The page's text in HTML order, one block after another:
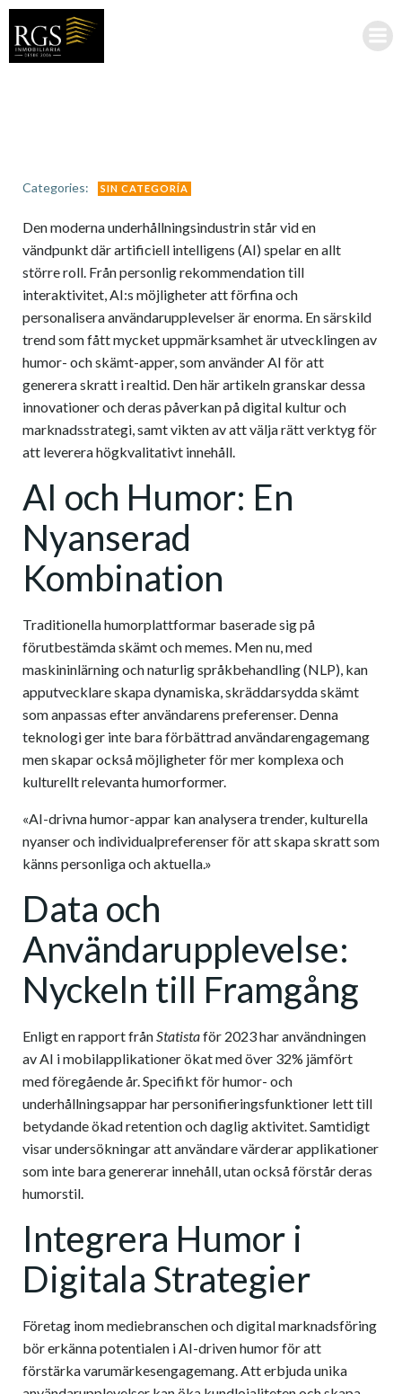
Categories: SIN CATEGORÍA
Den moderna underhållningsindustrin står vid en
vändpunkt där artificiell intelligens (AI) spelar en allt
större roll. Från personlig rekommendation till
interaktivitet, AI:s möjligheter att förfina och
personalisera användarupplevelser är enorma. En särskild
trend som fått mycket uppmärksamhet är utvecklingen av
humor- och skämt-apper, som använder AI för att
generera skratt i realtid. Den här artikeln granskar dessa
innovationer och deras påverkan på digital kultur och
marknadsstrategi, samt vikten av att välja rätt verktyg för
att leverera högkvalitativt innehåll.
AI och Humor: En
Nyanserad
Kombination
Traditionella humorplattformar baserade sig på
förutbestämda skämt och memes. Men nu, med
maskininlärning och naturlig språkbehandling (NLP), kan
apputvecklare skapa dynamiska, skräddarsydda skämt
som anpassas efter användarens preferenser. Denna
teknologi ger inte bara förbättrad användarengagemang
men skapar också möjligheter för mer komplexa och
kulturellt relevanta humorformer.
«AI-drivna humor-appar kan analysera trender, kulturella
nyanser och individualpreferenser för att skapa skratt som
känns personliga och aktuella.»
Data och
Användarupplevelse:
Nyckeln till Framgång
Enligt en rapport frånStatistaför 2023 har användningen
av AI i mobilapplikationer ökat med över 32% jämfört
med föregående år. Specifikt för humor- och
underhållningsappar har personifieringsfunktioner lett till
betydande ökad retention och daglig aktivitet. Samtidigt
visar undersökningar att användare värderar applikationer
som inte bara genererar innehåll, utan också förstår deras
humorstil.
Integrera Humor i
Digitala Strategier
Företag inom mediebranschen och digital marknadsföring
bör erkänna potentialen i AI-driven humor för att
förstärka varumärkesengagemang. Att erbjuda unika